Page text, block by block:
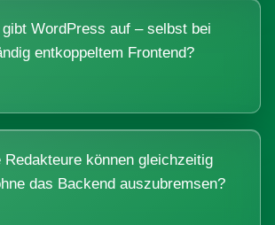
WordPress auf – selbst bei
entkoppeltem Frontend?
Redakteure können gleichzeitig
das Backend auszubremsen?